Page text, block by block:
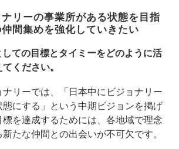
リーの事業所がある状態を目指
間集めを強化していきたい
の目標とタイミーをどのように活
ください。
ナリーでは、「日本中にビジョナリー
にする」という中期ビジョンを掲げ
を達成するためには、各地域で理念
たな仲間との出会いが不可欠です。